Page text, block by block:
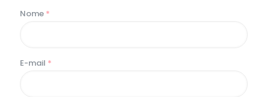
Nome *
E-mail *